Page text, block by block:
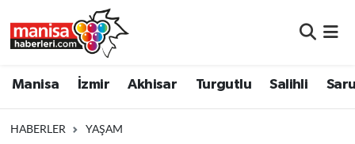
Manisa İzmir Akhisar Turgutlu Salihli
HABERLER YAŞAM
Manisa Nöbetçi Eczaneler